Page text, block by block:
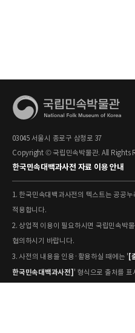
03045 서울시 종로구 삼청로 37
Copyright © 국립민속박물관. All Rights
한국민속대백과사전 자료 이용 안내
1. 한국민속대백과사전의 텍스트는 공공
적용합니다.
2. 상업적 이용이 필요하시면 국립민속박
협의하시기 바랍니다.
3. 사전의 내용을 인용·활용하실 때에는 ' [
한국민속대백과사전] ' 형식으로 출처를 표